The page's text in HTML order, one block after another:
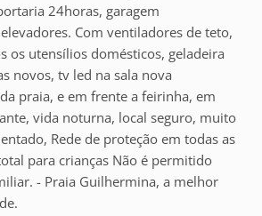
24horas, garagem
Com ventiladores de teto,
os utensílios domésticos, geladeira
novos, tv led na sala nova
praia, e em frente a feirinha, em
vida noturna, local seguro, muito
Rede de proteção em todas as
para crianças Não é permitido
- Praia Guilhermina, a melhor